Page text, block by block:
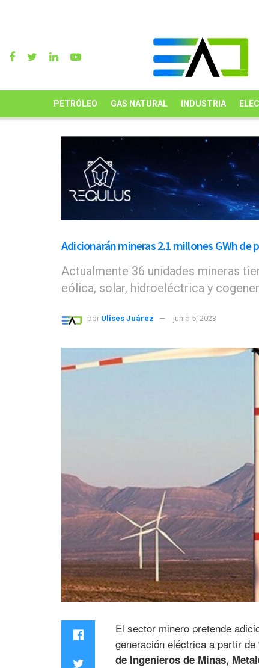
PETRÓLEO GAS NATURAL INDUSTRIA
Adicionarán mineras 2.1 millones GWh de
Actualmente 36 unidades mineras
eólica, solar, hidroeléctrica y
por Ulises Juárez junio 5, 2023
El sector minero pretende
generación eléctrica a partir de
de Ingenieros de Minas,